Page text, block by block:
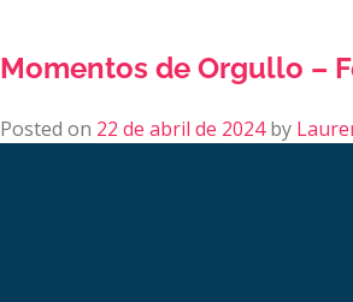
Momentos de Orgullo –
Posted on 22 de abril de 2024by